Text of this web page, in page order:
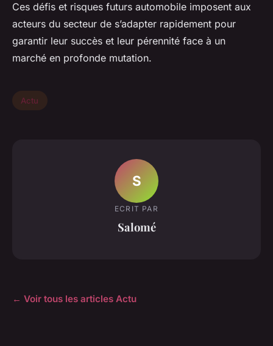
Ces défis et risques futurs automobile imposent aux
acteurs du secteur de s’adapter rapidement pour
garantir leur succès et leur pérennité face à un
marché en profonde mutation.
Actu
S
ECRIT PAR
Salomé
← Voir tous les articles Actu